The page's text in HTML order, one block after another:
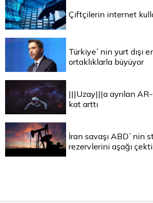
Çiftçilerin internet
Türkiye`nin yurt dışı
ortaklıklarla büyüyor
|||Uzay|||a ayrılan
kat arttı
İran savaşı ABD`nin
rezervlerini aşağı çekti